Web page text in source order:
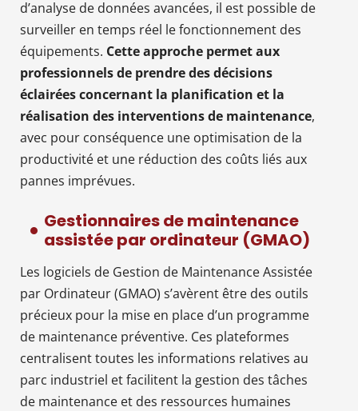
d’analyse de données avancées, il est possible de
surveiller en temps réel le fonctionnement des
équipements. Cette approche permet aux
professionnels de prendre des décisions
éclairées concernant la planification et la
réalisation des interventions de maintenance,
avec pour conséquence une optimisation de la
productivité et une réduction des coûts liés aux
pannes imprévues.
Gestionnaires de maintenance
assistée par ordinateur (GMAO)
Les logiciels de Gestion de Maintenance Assistée
par Ordinateur (GMAO) s’avèrent être des outils
précieux pour la mise en place d’un programme
de maintenance préventive. Ces plateformes
centralisent toutes les informations relatives au
parc industriel et facilitent la gestion des tâches
de maintenance et des ressources humaines